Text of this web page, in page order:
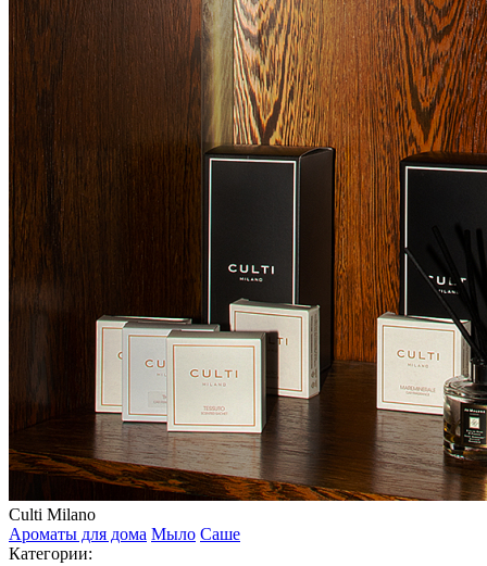
Culti Milano
Ароматы для дома Мыло Саше
Категории: